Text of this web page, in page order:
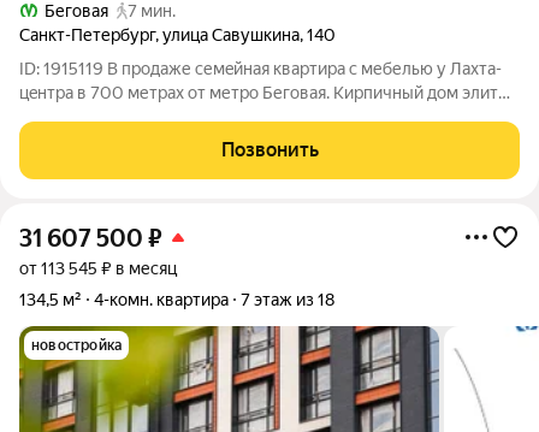
Беговая
7 мин.
Санкт-Петербург,улица Савушкина,140
ID: 1915119 В продаже семeйнaя квартира с мебелью у Лaxта-
цeнтpa в 700 метрах от метро Беговая. Кирпичный дом элит
собственной территорией. Во дворе детская площадка, зона
отдыха, альпийские горки,
Позвонить
31 607 500 ₽
от 113 545 ₽ в месяц
134,5 м²
4-комн. квартира 7 этаж из 18
новостройка